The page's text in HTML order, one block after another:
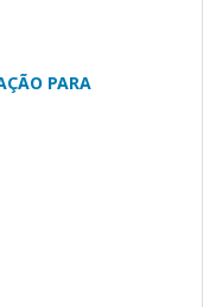
PARA